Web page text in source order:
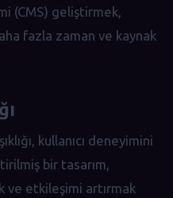
(CMS) geliştirmek,
fazla zaman ve kaynak
kullanıcı deneyimini
bir tasarım,
ve etkileşimi artırmak